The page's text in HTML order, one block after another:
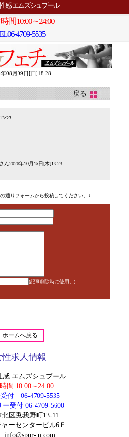
感 エムズシュプール
間 10:00～24:00
06-4709-5535
年08月09日[日]18:28
戻る
ん2020年10月15日[木]13:23
通りフォームから投稿してください。↓
(記事削除時に使用。)
ホームへ戻る
性求人情報
感 エムズシュプール
間 10:00～24:00
受付 06-4709-5535
ー受付 06-4709-5600
北区兎我野町13-11
ーセンタービル6Ｆ
info@spur-m.com